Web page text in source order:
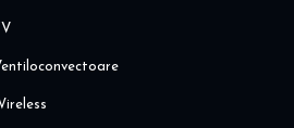
TV